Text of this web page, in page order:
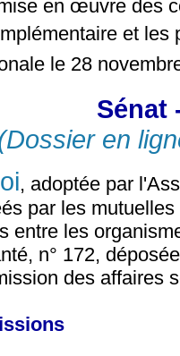
en œuvre des
et
le 28
Sénat
en
, adoptée par
par les
entre les
n° 172,
des affaires